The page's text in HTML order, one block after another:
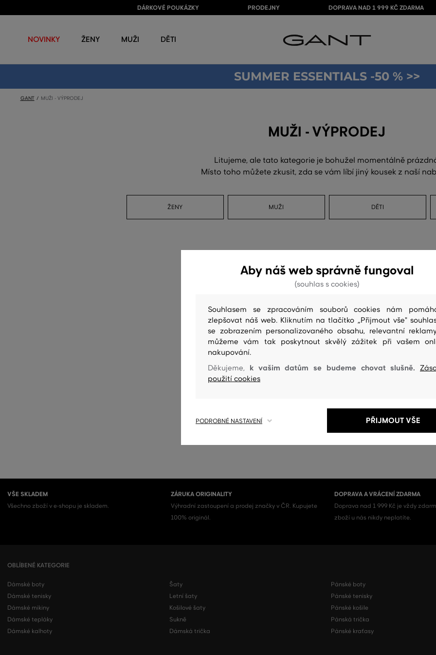
DÁRKOVÉ POUKÁZKY PRODEJNY DOPRAVA NAD 1 999 KČ ZDARMA
NOVINKY ŽENY MUŽI DĚTI
SUMMER ESSENTIALS -50 % >>
GANT MUŽI - VÝPRODEJ
MUŽI - VÝPRODEJ
Litujeme, ale tato kategorie je bohužel momentálně
Místo toho můžete zkusit, zda se vám líbí jiný kousek z naší
ŽENY MUŽI DĚTI
VŠE SKLADEM
Všechno zboží v e-shopu je skladem.
ZÁRUKA ORIGINALITY
Výhradní zastoupení a prodej značky v ČR. Kupujete
100% originál.
DOPRAVA A VRÁCENÍ ZDARMA
Doprava nad 1 999 Kč je vždy
zboží u nás nikdy neplatíte.
OBLÍBENÉ KATEGORIE
Dámské boty
Dámské tenisky
Dámské mikiny
Dámské tepláky
Dámské kalhoty
Šaty
Letní šaty
Košilové šaty
Sukně
Dámská trička
Pánské boty
Pánské tenisky
Pánské košile
Pánská trička
Pánské kraťasy
Aby náš web správně fungoval
(souhlas s cookies)
Souhlasem se zpracováním souborů cookies nám
zlepšovat náš web. Kliknutím na tlačítko „Přijmout vše"
se zobrazením personalizovaného obsahu, relevantní
můžeme vám tak poskytnout skvělý zážitek při vašem
nakupování.
Děkujeme, k vašim datům se budeme chovat slušně.
použití cookies
PODROBNÉ NASTAVENÍ PŘIJMOUT VŠE